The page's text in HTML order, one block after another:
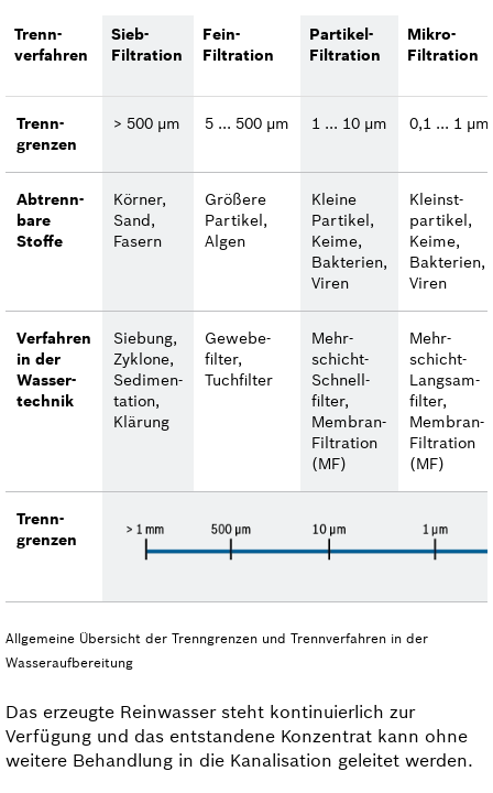
Trenn­
verfahren
Sieb-
Filtration
Fein-
Filtration
Partikel-
Filtration
Mikro-
Filtration
Trenn­
grenzen
> 500 µm 5 ... 500 µm 1 ... 10 µm 0,1 ... 1 µm
Abtrenn­
bare
Stoffe
Körner,
Sand,
Fasern
Größere
Partikel,
Algen
Kleine
Partikel,
Keime,
Bakteri­en,
Viren
Kleinst­
partikel,
Keime,
Bakterien,
Viren
Verfahren
in der
Wasser­
technik
Siebung,
Zyklone,
Sedimen­
tation,
Klärung
Gewebe­
filter,
Tuchfilter
Mehr­
schicht­
Schnell­
filter,
Membran­
Filtration
(MF)
Mehr­
schicht-
Langsam­
filter,
Membran-
Filtration
(MF)
Trenn­
grenzen
Allgemeine Übersicht der Trenngrenzen und Trennverfahren in der
Wasseraufbereitung
Das erzeugte Reinwasser steht kontinuierlich zur
Verfügung und das entstandene Konzentrat kann ohne
weitere Behandlung in die Kanalisation geleitet werden.